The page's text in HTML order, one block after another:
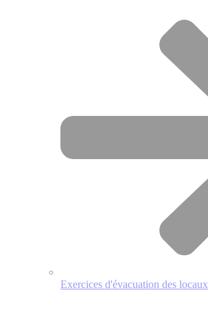
Exercices d'évacuation des locaux